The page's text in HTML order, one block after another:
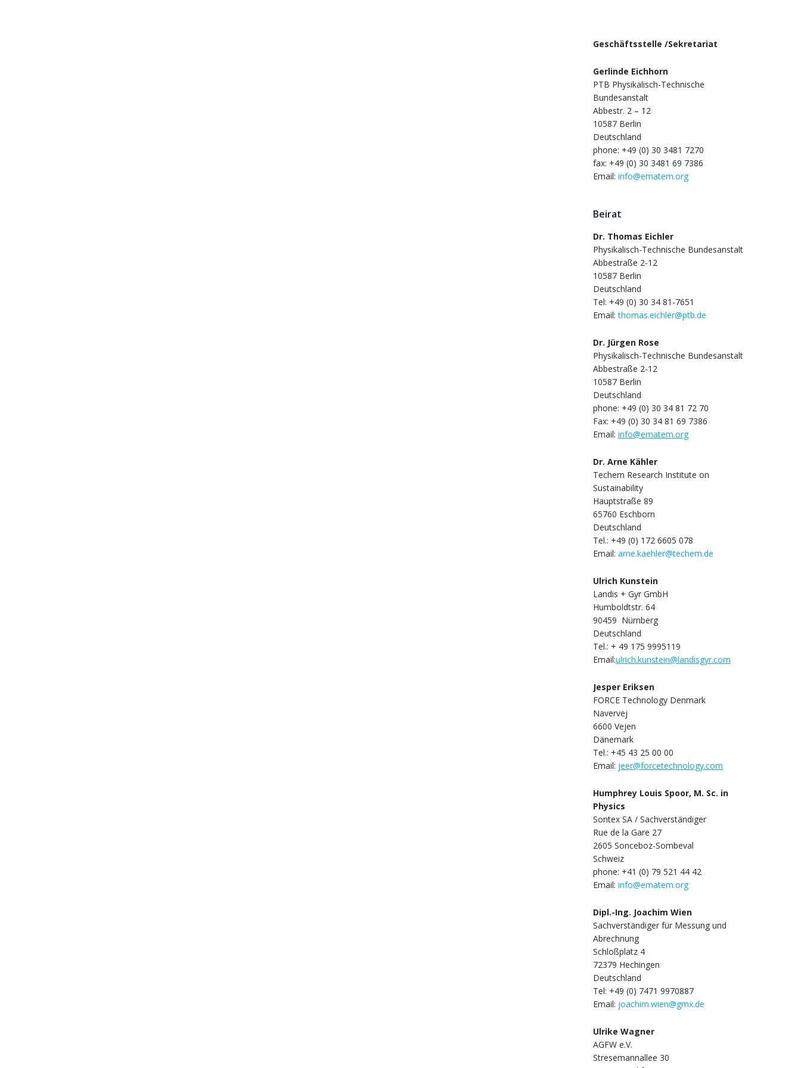
Geschäftsstelle /Sekretariat
Gerlinde Eichhorn
PTB Physikalisch-Technische
Bundesanstalt
Abbestr. 2 – 12
10587 Berlin
Deutschland
phone: +49 (0) 30 3481 7270
fax: +49 (0) 30 3481 69 7386
Email: info@ematem.org
Beirat
Dr. Thomas Eichler
Physikalisch-Technische Bundesanstalt
Abbestraße 2-12
10587 Berlin
Deutschland
Tel: +49 (0) 30 34 81-7651
Email:thomas.eichler@ptb.de
Dr. Jürgen Rose
Physikalisch-Technische Bundesanstalt
Abbestraße 2-12
10587 Berlin
Deutschland
phone: +49 (0) 30 34 81 72 70
Fax: +49 (0) 30 34 81 69 7386
Email: info@ematem.org
Dr. Arne Kähler
Techem Research Institute on
Sustainability
Hauptstraße 89
65760 Eschborn
Deutschland
Tel.: +49 (0) 172 6605 078
Email: arne.kaehler@techem.de
Ulrich Kunstein
Landis + Gyr GmbH
Humboldtstr. 64
90459 Nürnberg
Deutschland
Tel.: + 49 175 9995119
Email:ulrich.kunstein@landisgyr.com
Jesper Eriksen
FORCE Technology Denmark
Navervej
6600 Vejen
Dänemark
Tel.: +45 43 25 00 00
Email: jeer@forcetechnology.com
Humphrey Louis Spoor, M. Sc. in
Physics
Sontex SA / Sachverständiger
Rue de la Gare 27
2605 Sonceboz-Sombeval
Schweiz
phone: +41 (0) 79 521 44 42
Email: info@ematem.org
Dipl.-Ing. Joachim Wien
Sachverständiger für Messung und
Abrechnung
Schloßplatz 4
72379 Hechingen
Deutschland
Tel: +49 (0) 7471 9970887
Email: joachim.wien@gmx.de
Ulrike Wagner
AGFW e.V.
Stresemannallee 30